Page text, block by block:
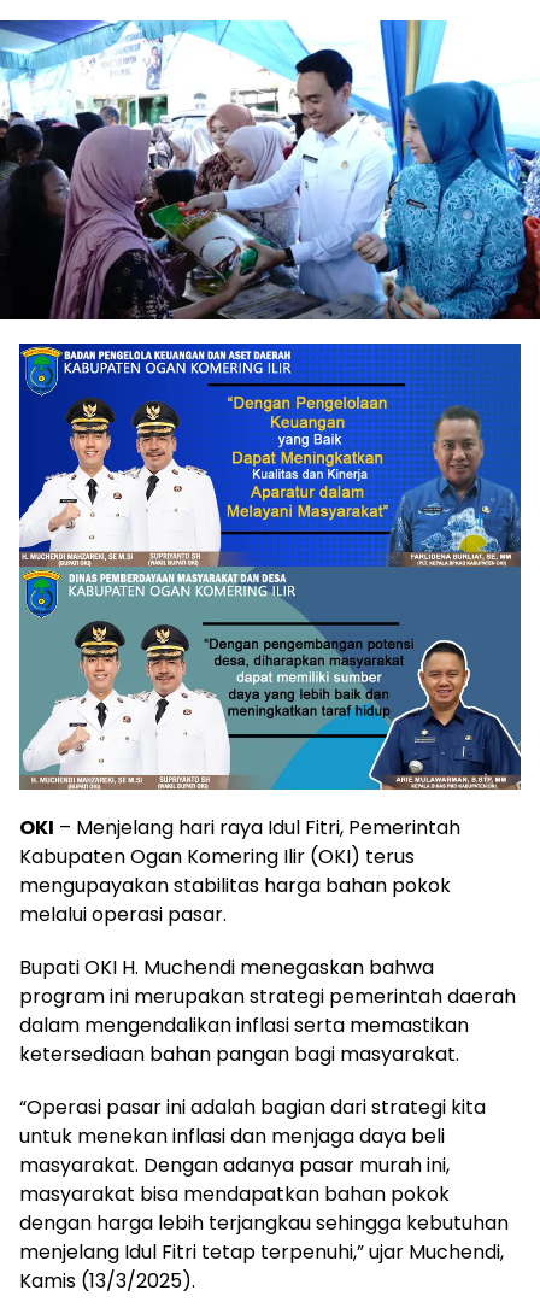
OKI – Menjelang hari raya Idul Fitri, Pemerintah
Kabupaten Ogan Komering Ilir (OKI) terus
mengupayakan stabilitas harga bahan pokok
melalui operasi pasar.
Bupati OKI H. Muchendi menegaskan bahwa
program ini merupakan strategi pemerintah daerah
dalam mengendalikan inflasi serta memastikan
ketersediaan bahan pangan bagi masyarakat.
“Operasi pasar ini adalah bagian dari strategi kita
untuk menekan inflasi dan menjaga daya beli
masyarakat. Dengan adanya pasar murah ini,
masyarakat bisa mendapatkan bahan pokok
dengan harga lebih terjangkau sehingga kebutuhan
menjelang Idul Fitri tetap terpenuhi,” ujar Muchendi,
Kamis (13/3/2025).